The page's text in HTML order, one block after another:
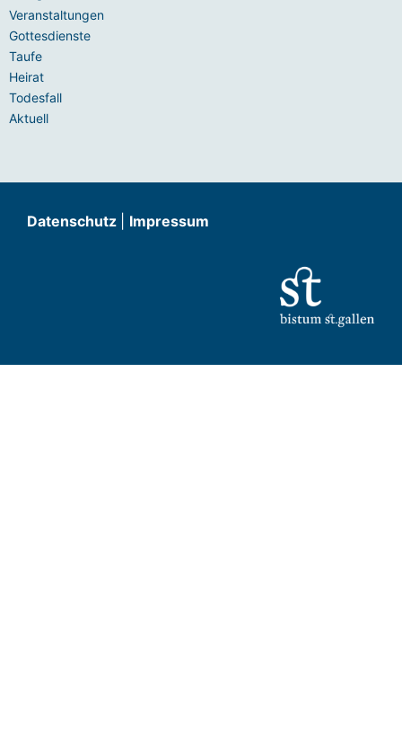
Veranstaltungen
Gottesdienste
Taufe
Heirat
Todesfall
Aktuell
Datenschutz Impressum